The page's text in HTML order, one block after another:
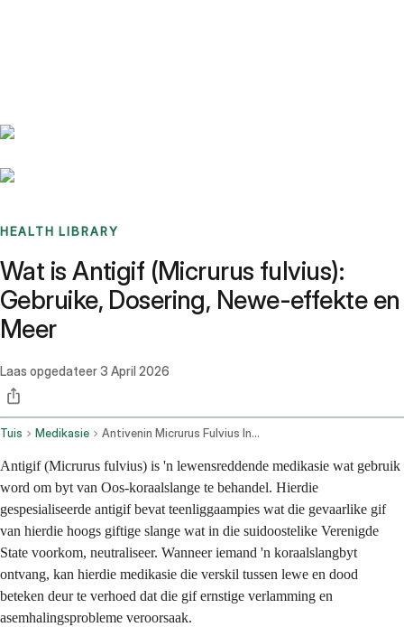
HEALTH LIBRARY
Wat is Antigif (Micrurus fulvius):
Gebruike, Dosering, Newe-effekte en
Meer
Laas opgedateer3 April 2026
Tuis Medikasie Antivenin Micrurus Fulvius Intravenous Route
Antigif (Micrurus fulvius) is 'n lewensreddende medikasie wat gebruik
word om byt van Oos-koraalslange te behandel. Hierdie
gespesialiseerde antigif bevat teenliggaampies wat die gevaarlike gif
van hierdie hoogs giftige slange wat in die suidoostelike Verenigde
State voorkom, neutraliseer. Wanneer iemand 'n koraalslangbyt
ontvang, kan hierdie medikasie die verskil tussen lewe en dood
beteken deur te verhoed dat die gif ernstige verlamming en
asemhalingsprobleme veroorsaak.